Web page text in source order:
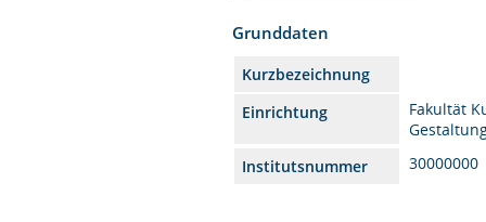
Grunddaten
Kurzbezeichnung
Einrichtung
Fakultät
Institutsnummer
30000000